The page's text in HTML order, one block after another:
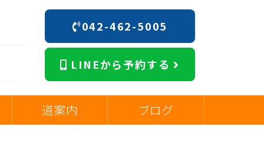
042-462-5005
LINEから予約する
道案内 ブログ